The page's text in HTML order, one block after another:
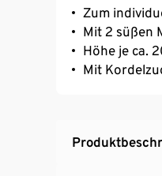
Zum
Mit 2 süßen
Höhe je ca.
Mit